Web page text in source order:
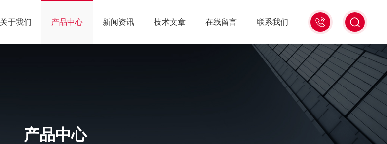
0531-
59683333
关于我们 产品中心 新闻资讯 技术文章 在线留言 联系我们
产品中心